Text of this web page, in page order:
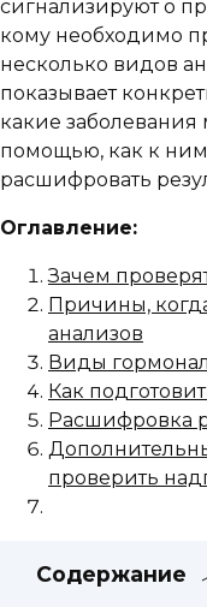
сигнализируют о
кому необходимо
несколько видов
показывает
какие заболевания
помощью, как к ним
расшифровать
Оглавление:
Зачем
Причины,
анализов
Виды
Как
Расшифровка
проверить
Содержание